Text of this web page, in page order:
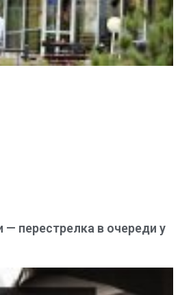
перестрелка в очереди у